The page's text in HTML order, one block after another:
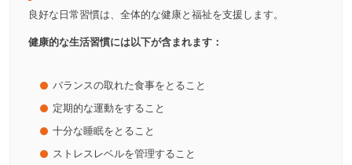
良好な日常習慣は、全体的な健康と福祉を支援します。
健康的な生活習慣には以下が含まれます：
バランスの取れた食事をとること
定期的な運動をすること
十分な睡眠をとること
ストレスレベルを管理すること